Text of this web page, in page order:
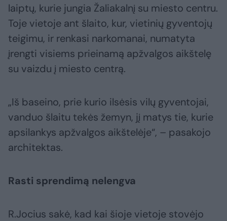
laiptų, kurie jungia Žaliakalnį su miesto centru.
Toje vietoje ant šlaito, kur, vietinių gyventojų
teigimu, ir renkasi narkomanai, numatyta
įrengti visiems prieinamą apžvalgos aikštelę
su vaizdu į miesto centrą.
„Iš baseino, prie kurio ilsėsis vilų gyventojai,
vanduo šlaitu tekės žemyn, jį matys tie, kurie
apsilankys apžvalgos aikštelėje“, – pasakojo
architektas.
Rasti sprendimą nelengva
R.Jocius sakė, kad kai šioje vietoje stovėjo